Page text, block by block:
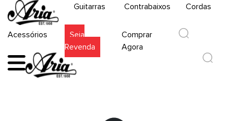
Guitarras Contrabaixos Cordas
Acessórios
Seja
Revenda
Comprar
Agora